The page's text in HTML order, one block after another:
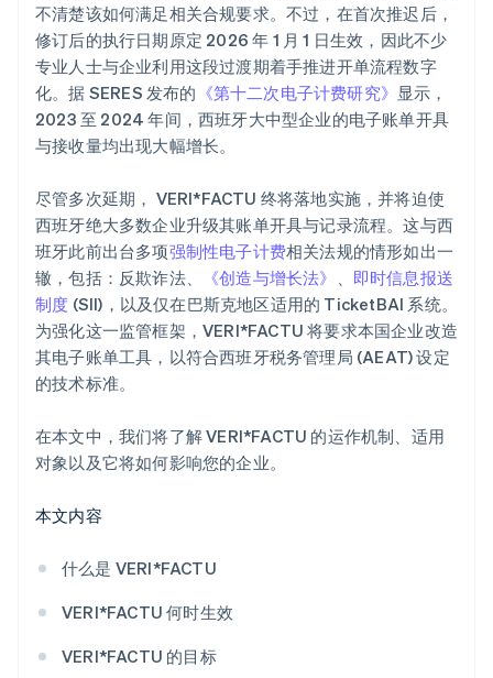
不清楚该如何满足相关合规要求。不过，在首次推迟后，
修订后的执行日期原定 2026 年 1 月 1 日生效，因此不少
专业人士与企业利用这段过渡期着手推进开单流程数字
化。据 SERES 发布的 《第十二次电子计费研究》 显示，
2023 至 2024 年间，西班牙大中型企业的电子账单开具
与接收量均出现大幅增长。
尽管多次延期， VERI*FACTU 终将落地实施，并将迫使
西班牙绝大多数企业升级其账单开具与记录流程。这与西
班牙此前出台多项强制性电子计费相关法规的情形如出一
辙，包括：反欺诈法、
《创造与增长法》 、 即时信息报送
制度 (SII)，以及仅在巴斯克地区适用的 TicketBAI 系统。
为强化这一监管框架，VERI*FACTU 将要求本国企业改造
其电子账单工具，以符合西班牙税务管理局 (AEAT) 设定
的技术标准。
在本文中，我们将了解 VERI*FACTU 的运作机制、适用
对象以及它将如何影响您的企业。
本文内容
什么是 VERI*FACTU
VERI*FACTU 何时生效
VERI*FACTU 的目标